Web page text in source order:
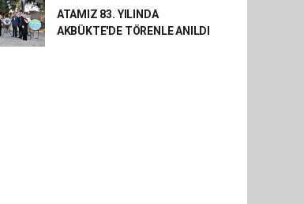
ATAMIZ 83. YILINDA
AKBÜKTE'DE TÖRENLE ANILDI